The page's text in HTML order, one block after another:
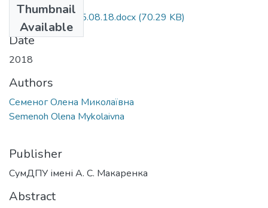
Thumbnail
Available
Стаття Семеног 5.08.18.docx (70.29 KB)
Date
2018
Authors
Семеног Олена Миколаївна
Semenoh Olena Mykolaivna
Publisher
СумДПУ імені А. С. Макаренка
Abstract